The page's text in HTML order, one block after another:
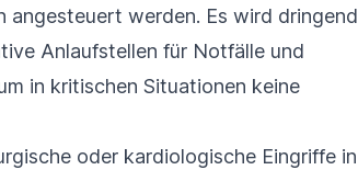
angesteuert werden. Es wird dringend
Anlaufstellen für Notfälle und
in kritischen Situationen keine
oder kardiologische Eingriffe in